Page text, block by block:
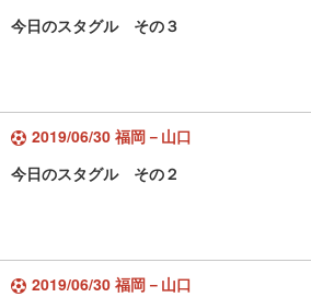
今日のスタグル その３
2019/06/30 福岡－山口
今日のスタグル その２
2019/06/30 福岡－山口